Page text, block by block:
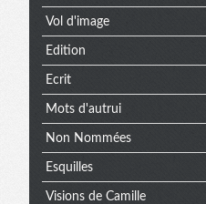
Vol d'image
Edition
Ecrit
Mots d'autrui
Non Nommées
Esquilles
Visions de Camille